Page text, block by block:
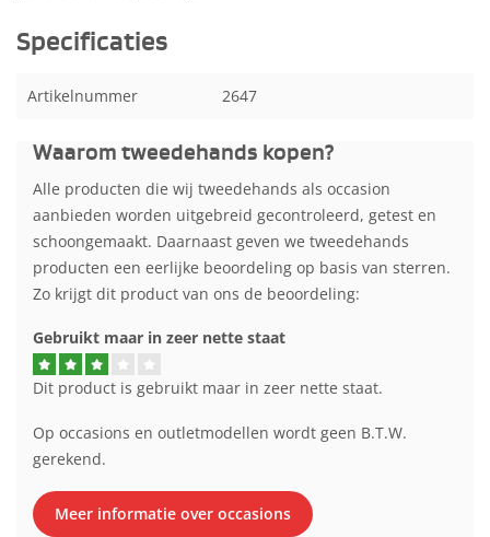
Specificaties
Artikelnummer 2647
Waarom tweedehands kopen?
Alle producten die wij tweedehands als occasion
aanbieden worden uitgebreid gecontroleerd, getest en
schoongemaakt. Daarnaast geven we tweedehands
producten een eerlijke beoordeling op basis van sterren.
Zo krijgt dit product van ons de beoordeling:
Gebruikt maar in zeer nette staat
Dit product is gebruikt maar in zeer nette staat.
Op occasions en outletmodellen wordt geen B.T.W.
gerekend.
Meer informatie over occasions